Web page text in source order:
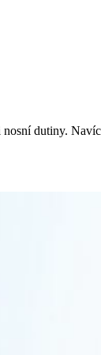
dutiny.